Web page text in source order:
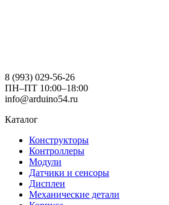
8 (993) 029-56-26
ПН–ПТ 10:00–18:00
info@arduino54.ru
Каталог
Конструкторы
Контроллеры
Модули
Датчики и сенсоры
Дисплеи
Механические детали